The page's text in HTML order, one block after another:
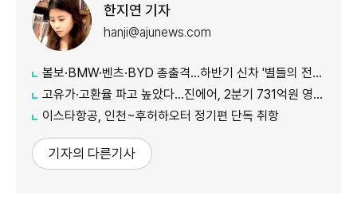
한지연 기자
hanji@ajunews.com
볼보·BMW·벤츠·BYD 총출격...하반기 신차 '별들의 전쟁'
고유가·고환율 파고 높았다…진에어, 2분기 731억원 영업적자
이스타항공, 인천~후허하오터 정기편 단독 취항
기자의 다른기사